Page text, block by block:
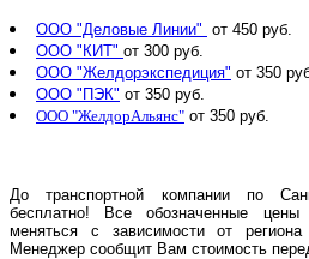
ООО "Деловые Линии" от 450 руб.
ООО "КИТ" от 300 руб.
ООО "Желдорэкспедиция" от 350
ООО "ПЭК" от 350 руб.
ООО "ЖелдорАльянс" от 350 руб.
До транспортной компании по
бесплатно! Все обозначенные
меняться с зависимости от
Менеджер сообщит Вам стоимость